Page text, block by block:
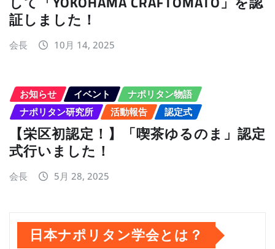
証しました！
会長 10月 14, 2025
お知らせ イベント
ナポリタン物語
ナポリタン研究所
活動報告 認定式
【栄区初認定！】「喫茶ゆるのま」認定
式行いました！
会長 5月 28, 2025
日本ナポリタン学会とは？